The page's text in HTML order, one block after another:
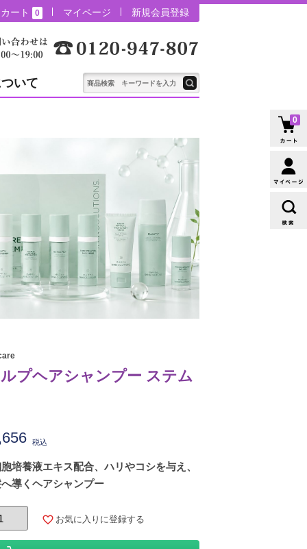
カート 0 マイページ 新規会員登録
いて
プヘアシャンプー ステム
税込
培養液エキス配合、ハリやコシを与え、
導くヘアシャンプー
お気に入りに登録する
0